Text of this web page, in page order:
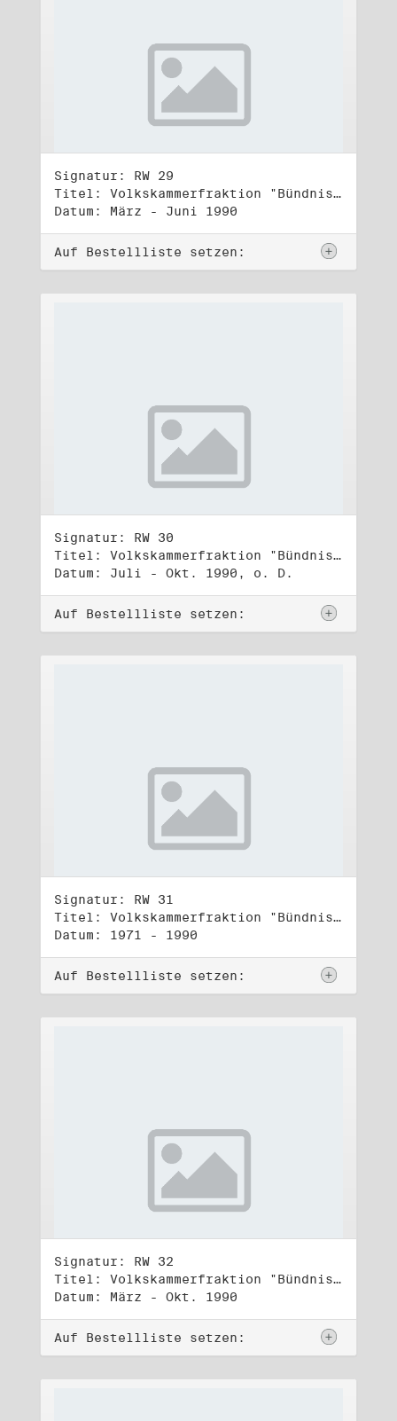
Signatur: RW 29
Titel: Volkskammerfraktion "Bündnis 90/Grüne" (1)
Datum: März - Juni 1990
Auf Bestellliste setzen:
Signatur: RW 30
Titel: Volkskammerfraktion "Bündnis 90/Grüne" (2)
Datum: Juli - Okt. 1990, o. D.
Auf Bestellliste setzen:
Signatur: RW 31
Titel: Volkskammerfraktion "Bündnis 90/Grüne" (3)
Datum: 1971 - 1990
Auf Bestellliste setzen:
Signatur: RW 32
Titel: Volkskammerfraktion "Bündnis 90/Grüne" (4)
Datum: März - Okt. 1990
Auf Bestellliste setzen: